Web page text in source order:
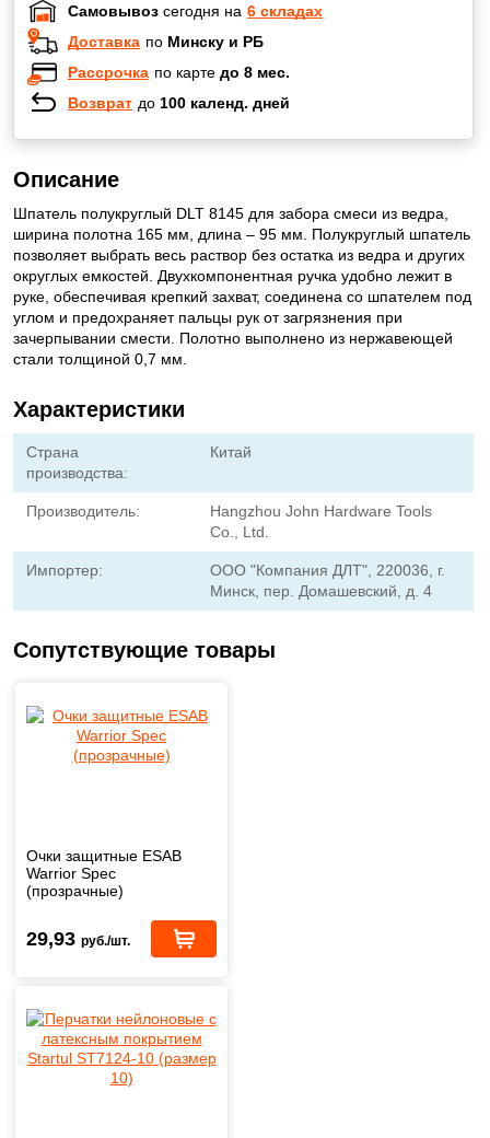
Самовывоз сегодня на 6 складах
Доставка по Минску и РБ
Рассрочка по карте до 8 мес.
Возврат до 100 календ. дней
Описание
Шпатель полукруглый DLT 8145 для забора смеси из ведра,
ширина полотна 165 мм, длина – 95 мм. Полукруглый шпатель
позволяет выбрать весь раствор без остатка из ведра и других
округлых емкостей. Двухкомпонентная ручка удобно лежит в
руке, обеспечивая крепкий захват, соединена со шпателем под
углом и предохраняет пальцы рук от загрязнения при
зачерпывании смести. Полотно выполнено из нержавеющей
стали толщиной 0,7 мм.
Характеристики
Страна
производства:
Китай
Производитель:
Hangzhou John Hardware Tools
Co., Ltd.
Импортер:
ООО "Компания ДЛТ", 220036, г.
Минск, пер. Домашевский, д. 4
Сопутствующие товары
Очки защитные ESAB
Warrior Spec
(прозрачные)
29,93 руб./шт.